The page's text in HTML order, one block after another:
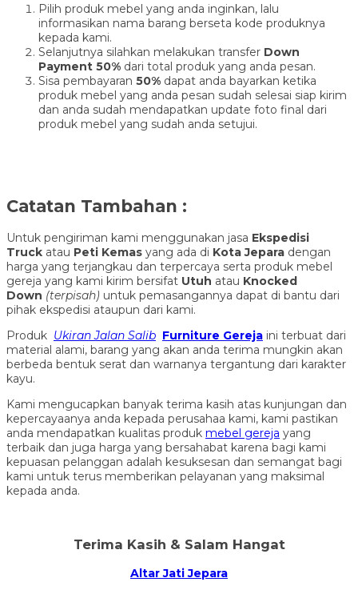
Pilih produk mebel yang anda inginkan, lalu
informasikan nama barang berseta kode produknya
kepada kami.
Selanjutnya silahkan melakukan transfer Down
Payment 50% dari total produk yang anda pesan.
Sisa pembayaran 50% dapat anda bayarkan ketika
produk mebel yang anda pesan sudah selesai siap kirim
dan anda sudah mendapatkan update foto final dari
produk mebel yang sudah anda setujui.
Catatan Tambahan :
Untuk pengiriman kami menggunakan jasa Ekspedisi
Truck atau Peti Kemas yang ada di Kota Jepara dengan
harga yang terjangkau dan terpercaya serta produk mebel
gereja yang kami kirim bersifat Utuh atau Knocked
Down (terpisah) untuk pemasangannya dapat di bantu dari
pihak ekspedisi ataupun dari kami.
Produk Ukiran Jalan Salib Furniture Gereja ini terbuat dari
material alami, barang yang akan anda terima mungkin akan
berbeda bentuk serat dan warnanya tergantung dari karakter
kayu.
Kami mengucapkan banyak terima kasih atas kunjungan dan
kepercayaanya anda kepada perusahaa kami, kami pastikan
anda mendapatkan kualitas produk mebel gereja yang
terbaik dan juga harga yang bersahabat karena bagi kami
kepuasan pelanggan adalah kesuksesan dan semangat bagi
kami untuk terus memberikan pelayanan yang maksimal
kepada anda.
Terima Kasih & Salam Hangat
Altar Jati Jepara